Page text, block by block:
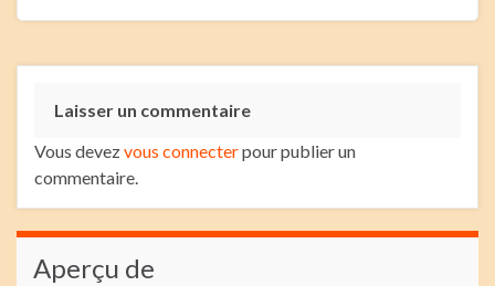
Laisser un commentaire
Vous devezvous connecterpour publier un
commentaire.
Aperçu de